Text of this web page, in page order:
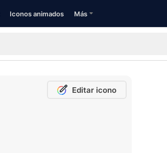
Iconos animados Más
Editar icono